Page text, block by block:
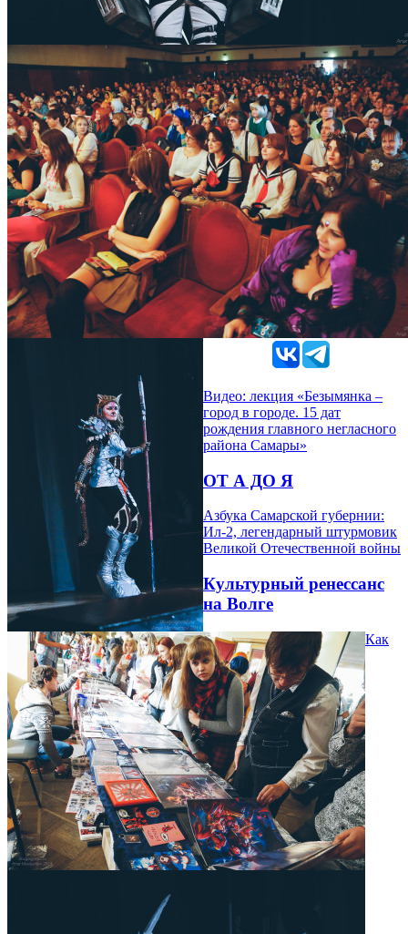
Видео: лекция «Безымянка –
город в городе. 15 дат
рождения главного негласного
района Самары»
ОТ А ДО Я
Азбука Самарской губернии:
Ил-2, легендарный штурмовик
Великой Отечественной войны
Культурный ренессанс
на Волге
Как